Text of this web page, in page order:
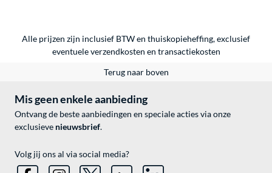
Alle prijzen zijn inclusief BTW en thuiskopieheffing, exclusief
eventueleverzendkosten en transactiekosten
Terug naar boven
Mis geen enkele aanbieding
Ontvang de beste aanbiedingen en speciale acties via onze
exclusieve nieuwsbrief.
Volg jij ons al via social media?